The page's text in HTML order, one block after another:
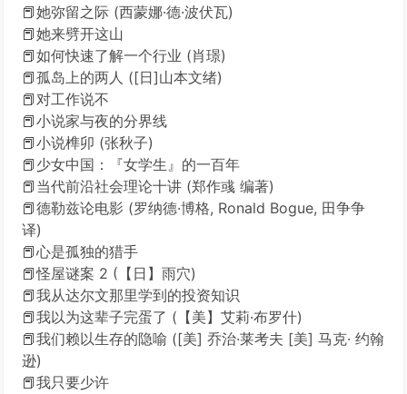
📕她弥留之际 (西蒙娜·德·波伏瓦)
📕她来劈开这山
📕如何快速了解一个行业 (肖璟)
📕孤岛上的两人 ([日]山本文绪)
📕对工作说不
📕小说家与夜的分界线
📕小说榫卯 (张秋子)
📕少女中国：『女学生』的一百年
📕当代前沿社会理论十讲 (郑作彧 编著)
📕德勒兹论电影 (罗纳德·博格, Ronald Bogue, 田争争
译)
📕心是孤独的猎手
📕怪屋谜案 2 (【日】雨穴)
📕我从达尔文那里学到的投资知识
📕我以为这辈子完蛋了 (【美】艾莉·布罗什)
📕我们赖以生存的隐喻 ([美] 乔治·莱考夫 [美] 马克· 约翰
逊)
📕我只要少许